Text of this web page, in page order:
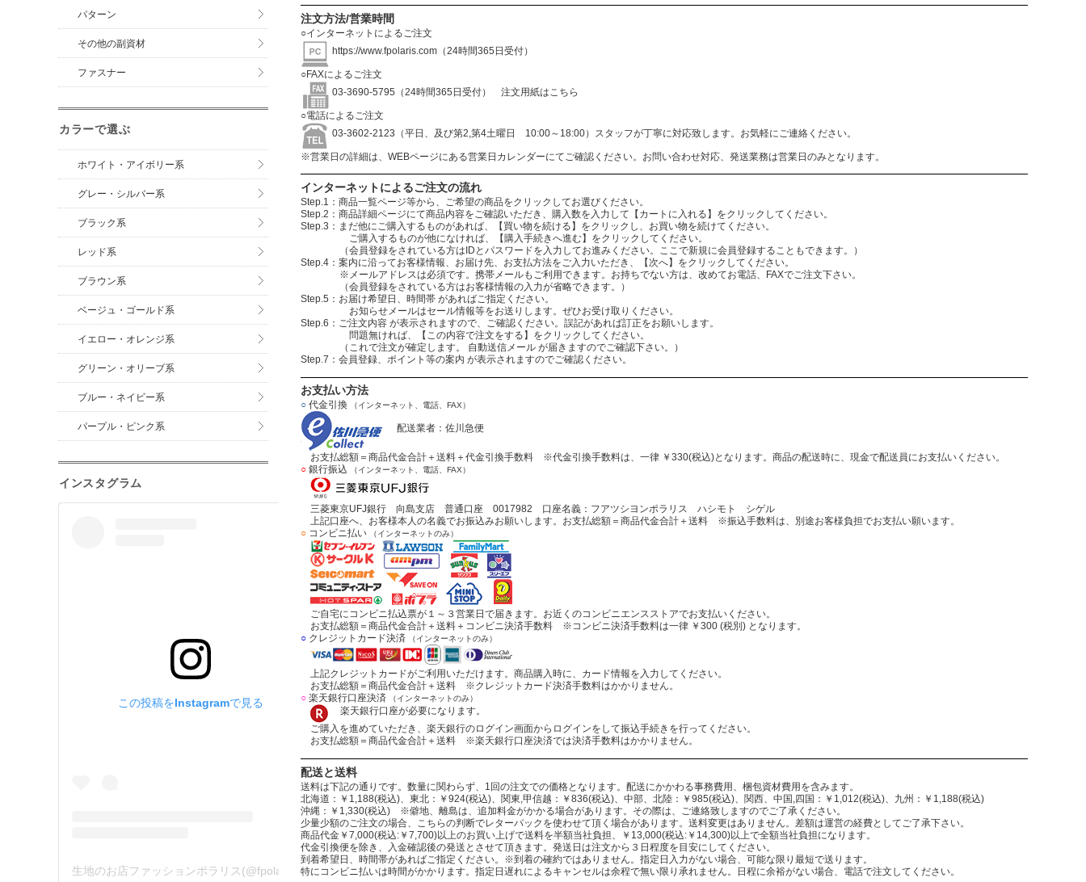
注文方法/営業時間
○インターネットによるご注文
https://www.fpolaris.com （24時間365日受付）
○FAXによるご注文
03-3690-5795（24時間365日受付）
注文用紙はこちら
○電話によるご注文
03-3602-2123（平日、及び第2,第4土曜日 10:00～18:00）スタッフが丁寧に対応致します。お気軽にご連絡ください。
※営業日の詳細は、WEBページにある営業日カレンダーにてご確認ください。お問い合わせ対応、発送業務は営業日のみとなります。
インターネットによるご注文の流れ
Step.1：商品一覧ページ等から、ご希望の商品をクリックしてお選びください。
Step.2：商品詳細ページにて商品内容をご確認いただき、購入数を入力して【カートに入れる】をクリックしてください。
Step.3：まだ他にご購入するものがあれば、【買い物を続ける】をクリックし、お買い物を続けてください。
ご購入するものが他になければ、【購入手続きへ進む】をクリックしてください。
（会員登録をされている方はIDとパスワードを入力してお進みください。ここで新規に会員登録することもできます。）
Step.4：案内に沿ってお客様情報、お届け先、お支払方法をご入力いただき、【次へ】をクリックしてください。
※メールアドレスは必須です。携帯メールもご利用できます。お持ちでない方は、改めてお電話、FAXでご注文下さい。
（会員登録をされている方はお客様情報の入力が省略できます。）
Step.5：お届け希望日、時間帯 があればご指定ください。
お知らせメールはセール情報等をお送りします。ぜひお受け取りください。
Step.6：ご注文内容 が表示されますので、ご確認ください。誤記があれば訂正をお願いします。
問題無ければ、【この内容で注文をする】をクリックしてください。
（これで注文が確定します。 自動送信メール が届きますのでご確認下さい。）
Step.7：会員登録、ポイント等の案内 が表示されますのでご確認ください。
お支払い方法
○ 代金引換 （インターネット、電話、FAX）
配送業者：佐川急便
お支払総額＝商品代金合計＋送料＋代金引換手数料 ※代金引換手数料は、一律 ￥330(税込)となります。商品の配送時に、現金で配送員にお支払いください。
○ 銀行振込 （インターネット、電話、FAX）
三菱東京UFJ銀行 向島支店 普通口座 0017982 口座名義：フアツシヨンポラリス ハシモト シゲル
上記口座へ、お客様本人の名義でお振込みお願いします。お支払総額＝商品代金合計＋送料 ※振込手数料は、別途お客様負担でお支払い願います。
○ コンビニ払い （インターネットのみ）
ご自宅にコンビニ払込票が１～３営業日で届きます。お近くのコンビニエンスストアでお支払いください。
お支払総額＝商品代金合計＋送料＋コンビニ決済手数料 ※コンビニ決済手数料は一律 ￥300 (税別) となります。
○ クレジットカード決済 （インターネットのみ）
上記クレジットカードがご利用いただけます。商品購入時に、カード情報を入力してください。
お支払総額＝商品代金合計＋送料 ※クレジットカード決済手数料はかかりません。
○ 楽天銀行口座決済 （インターネットのみ）
楽天銀行口座が必要になります。
ご購入を進めていただき、楽天銀行のログイン画面からログインをして振込手続きを行ってください。
お支払総額＝商品代金合計＋送料 ※楽天銀行口座決済では決済手数料はかかりません。
配送と送料
送料は下記の通りです。数量に関わらず、1回の注文での価格となります。配送にかかわる事務費用、梱包資材費用を含みます。
北海道：￥1,188(税込)、東北：￥924(税込)、関東,甲信越：￥836(税込)、中部、北陸：￥985(税込)、関西、中国,四国：￥1,012(税込)、九州：￥1,188(税込)
沖縄：￥1,330(税込) ※僻地、離島は、追加料金がかかる場合があります。その際は、ご連絡致しますのでご了承ください。
少量少額のご注文の場合、こちらの判断でレターパックを使わせて頂く場合があります。送料変更はありません。差額は運営の経費としてご了承下さい。
商品代金￥7,000(税込:￥7,700)以上のお買い上げで送料を半額当社負担、￥13,000(税込:￥14,300)以上で全額当社負担になります。
代金引換便を除き、入金確認後の発送とさせて頂きます。発送日は注文から３日程度を目安にしてください。
到着希望日、時間帯があればご指定ください。※到着の確約ではありません。指定日入力がない場合、可能な限り最短で送ります。
特にコンビニ払いは時間がかかります。指定日遅れによるキャンセルは余程で無い限り承れません。日程に余裕がない場合、電話で注文してください。
パターン
その他の副資材
ファスナー
カラーで選ぶ
ホワイト・アイボリー系
グレー・シルバー系
ブラック系
レッド系
ブラウン系
ベージュ・ゴールド系
イエロー・オレンジ系
グリーン・オリーブ系
ブルー・ネイビー系
パープル・ピンク系
インスタグラム
この投稿をInstagramで見る
生地のお店ファッションポラリス(@fpolaris_textile)がシェアした投稿